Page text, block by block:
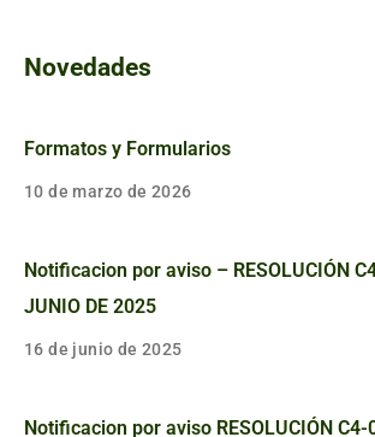
Novedades
Formatos y Formularios
10 de marzo de 2026
Notificacion por aviso – RESOLUCIÓN
JUNIO DE 2025
16 de junio de 2025
Notificacion por aviso RESOLUCIÓN C4-